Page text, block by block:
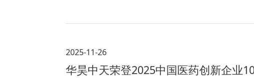
2025-11-26
华昊中天荣登2025中国医药创新企业